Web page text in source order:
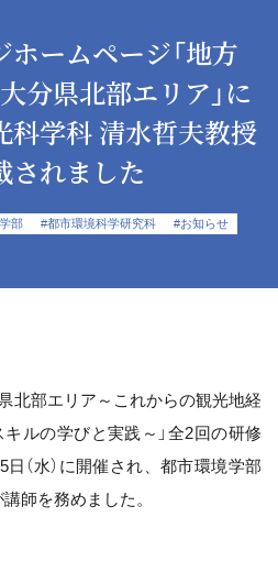
ームページ「地方
分県北部エリア」に
科学科 清水哲夫教授
されました
部 #都市環境科学研究科
#お知らせ
北部エリア～これからの観光地経
ルの学びと実践～」全2回の研修
日（水）に開催され、都市環境学部
師を務めました。